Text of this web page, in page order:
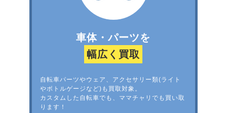
車体・パーツを
幅広く買取
自転車パーツやウェア、アクセサリー類(ライト
やボトルゲージなど)も買取対象。
カスタムした自転車でも、ママチャリでも買い取
ります！